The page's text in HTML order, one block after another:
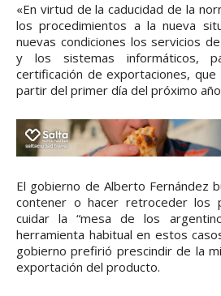
«En virtud de la caducidad de la
los procedimientos a la nueva
nuevas condiciones los servicios
y los sistemas informáticos,
certificación de exportaciones,
partir del primer día del próximo
El gobierno de Alberto Fernández
contener o hacer retroceder los
cuidar la “mesa de los
herramienta habitual en estos
gobierno prefirió prescindir de la
exportación del producto.